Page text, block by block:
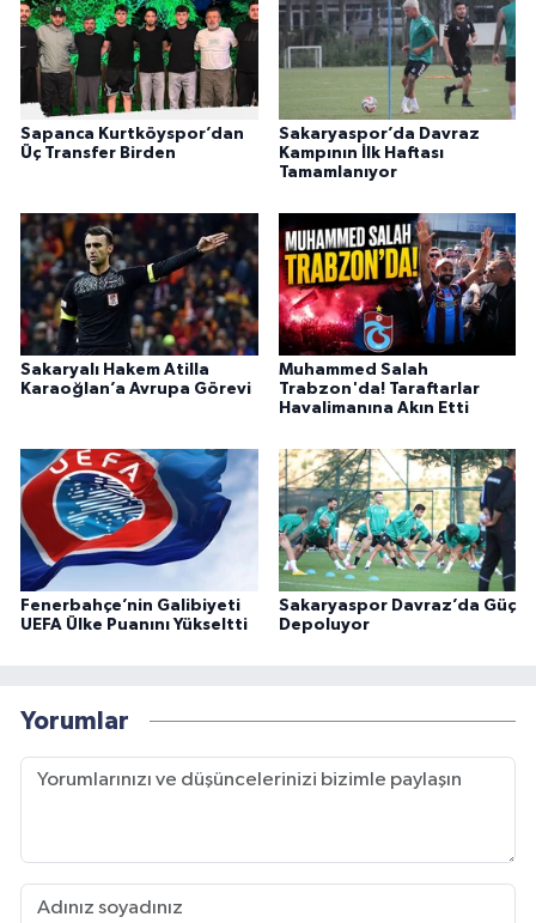
Sapanca Kurtköyspor’dan
Üç Transfer Birden
Sakaryaspor’da Davraz
Kampının İlk Haftası
Tamamlanıyor
Sakaryalı Hakem Atilla
Karaoğlan’a Avrupa Görevi
Muhammed Salah
Trabzon'da! Taraftarlar
Havalimanına Akın Etti
Fenerbahçe’nin Galibiyeti
UEFA Ülke Puanını Yükseltti
Sakaryaspor Davraz’da Güç
Depoluyor
Yorumlar